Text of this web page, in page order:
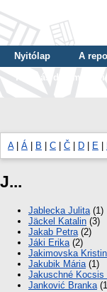
Nyitólap A
Tallózás dátum
A| Á B C Č D E
J...
Jablecka Julita(1)
Jäckel Katalin (3)
Jakab Petra(2)
Jáki Erika(2)
Jakimovska
Jakubik Mária(1)
Jakuschné Kocsis
Janković Branka